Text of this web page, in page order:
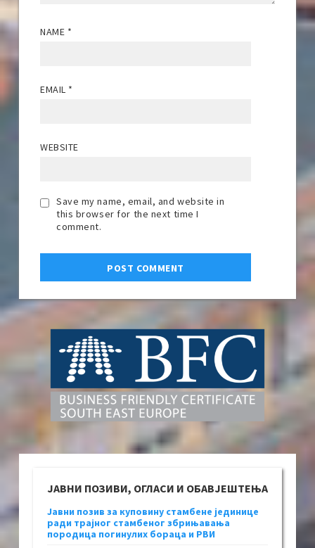
NAME *
EMAIL *
WEBSITE
Save my name, email, and website in
this browser for the next time I
comment.
ЈАВНИ ПОЗИВИ, ОГЛАСИ И ОБАВЈЕШТЕЊА
Јавни позив за куповину стамбене јединице
ради трајног стамбеног збрињавања
породица погинулих бораца и РВИ